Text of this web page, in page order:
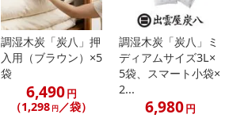
調湿木炭「炭八」押
入用（ブラウン）×5
袋
6,490円
（1,298 円 ／袋）
調湿木炭「炭八」ミ
ディアムサイズ3L×
5袋、スマート小袋×
2...
6,980円